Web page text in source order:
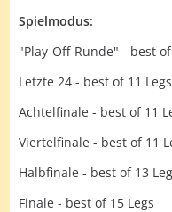
Spielmodus:
"Play-Off-Runde" - best
Letzte 24 - best of 11 Legs
Achtelfinale - best of 11
Viertelfinale - best of 11
Halbfinale - best of 13
Finale - best of 15 Legs